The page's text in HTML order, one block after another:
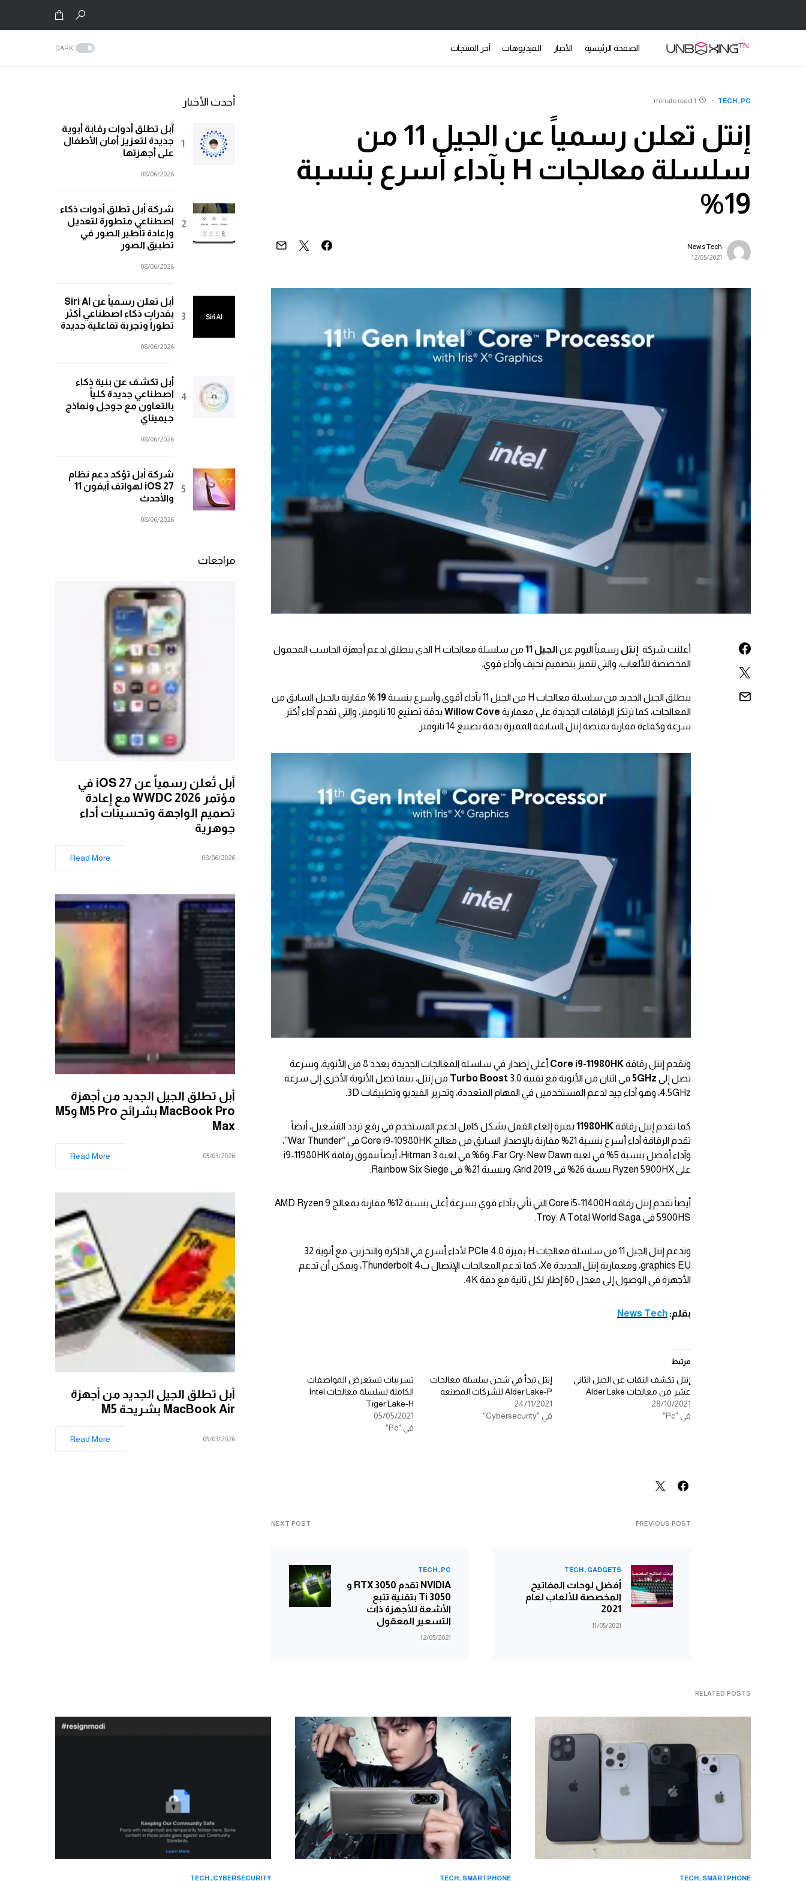
الصفحة الرئيسية الأخبار الفيديوهات آخر المنتجات DARK
PC
TECH
1 minute read
إنتل تعلن رسمياً عن الجيل 11 من
سلسلة معالجات H بآداء أسرع بنسبة
19%
News Tech
12/05/2021
أعلنت شركة إنتل رسمياً اليوم عن الجيل 11
من سلسلة معالجات H الذي ينطلق لدعم أجهزة الحاسب المحمول
المخصصة للألعاب، والتي تتميز بتصميم نحيف وآداء قوي.
ينطلق الجيل الجديد من سلسلة معالجات H من الجيل 11 بآداء أقوى وأسرع بنسبة 19 %
مقارنة بالجيل السابق من
المعالجات، كما ترتكز الرقاقات الجديدة على معمارية
Willow Cove
بدقة تصنيع 10 نانومتر، والتي تقدم آداء أكثر
سرعة وكفاءة مقارنة بمنصة إنتل السابقة المميزة بدقة تصنيع 14 نانومتر.
وتقدم إنتل رقاقةCore i9-11980HK
أعلى إصدار في سلسلة المعالجات الجديدة بعدد 8 من الأنوية، وسرعة
تصل إلى 5GHz في اثنان من الأنوية مع تقنية Turbo Boost
3.0 من إنتل، بينما تصل الأنوية الأخرى إلى سرعة
4.5GHz، وهو آداء جيد لدعم المستخدمين في المهام المتعددة، وتحرير الفيديو وتطبيقات 3D.
كما تقدم إنتل رقاقة11980HK بميزة إلغاء القفل بشكل كامل لدعم المستخدم في رفع تردد التشغيل، أيضاً
تقدم الرقاقة آداء أسرع بنسبة 21% مقارنة بالإصدار السابق من معالج Core i9-10980HK في “War Thunder”،
وآداء أفضل بنسبة 5% في لعبة Far Cry: New Dawn، و6% في لعبة Hitman 3، أيضاً تتفوق رقاقة i9-11980HK
على Ryzen 5900HX بنسبة 26% في Grid 2019، وبنسبة 21% في Rainbow Six Siege.
أيضاً تقدم إنتل رقاقة Core i5-11400H التي تأتي بآداء قوي بسرعة أعلى بنسبة 12% مقارنة بمعالج AMD Ryzen 9
5900HS في Troy: A Total World Saga.
وتدعم إنتل الجيل 11 من سلسلة معالجات H بميزة PCIe 4.0 لأداء أسرع في الذاكرة والتخزين، مع أنوية 32
graphics EU، ومعمارية إنتل الجديدة Xe، كما تدعم المعالجات الإتصال بThunderbolt 4، ويمكن أن تدعم
الأجهزة في الوصول إلى معدل 60 إطار لكل ثانية مع دقة 4K.
بقلم: News Tech
مرتبط
إنتل تكشف النقاب عن الجيل الثاني
عشر من معالجات Alder Lake
28/10/2021
في "Pc"
إنتل تبدأ في شحن سلسلة معالجات
Alder Lake-P للشركات المصنعه
24/11/2021
في "Cybersecurity"
تسريبات تستعرض المواصفات
الكاملة لسلسلة معالجات Intel
Tiger Lake-H
05/05/2021
في "Pc"
PREVIOUS POST
GADGETS
TECH
أفضل لوحات المفاتيح
المخصصة للألعاب لعام
2021
11/05/2021
NEXT POST
PC
TECH
NVIDIA تقدم RTX 3050 و
3050 Ti بتقنية تتبع
الأشعة للأجهزة ذات
التسعير المعقول
12/05/2021
أحدث الأخبار
آبل تطلق أدوات رقابة أبوية
جديدة لتعزيز أمان الأطفال
على أجهزتها
08/06/2026
شركة أبل تطلق أدوات ذكاء
اصطناعي متطورة لتعديل
وإعادة تأطير الصور في
تطبيق الصور
08/06/2026
أبل تعلن رسمياً عن Siri AI
بقدرات ذكاء اصطناعي أكثر
تطوراً وتجربة تفاعلية جديدة
08/06/2026
أبل تكشف عن بنية ذكاء
اصطناعي جديدة كلياً
بالتعاون مع جوجل ونماذج
جيميناي
08/06/2026
شركة أبل تؤكد دعم نظام
iOS 27 لهواتف آيفون 11
والأحدث
08/06/2026
مراجعات
أبل تُعلن رسمياً عن iOS 27 في
مؤتمر WWDC 2026 مع إعادة
تصميم الواجهة وتحسينات أداء
جوهرية
08/06/2026
Read More
أبل تطلق الجيل الجديد من أجهزة
MacBook Pro بشرائح M5 Pro وM5
Max
05/03/2026
Read More
أبل تطلق الجيل الجديد من أجهزة
MacBook Air بشريحة M5
05/03/2026
Read More
RELATED POSTS
SMARTPHONE
TECH
SMARTPHONE
TECH
CYBERSECURITY
TECH